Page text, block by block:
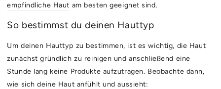
empfindliche Haut am besten geeignet sind.
So bestimmst du deinen Hauttyp
Um deinen Hauttyp zu bestimmen, ist es wichtig, die Haut
zunächst gründlich zu reinigen und anschließend eine
Stunde lang keine Produkte aufzutragen. Beobachte dann,
wie sich deine Haut anfühlt und aussieht: